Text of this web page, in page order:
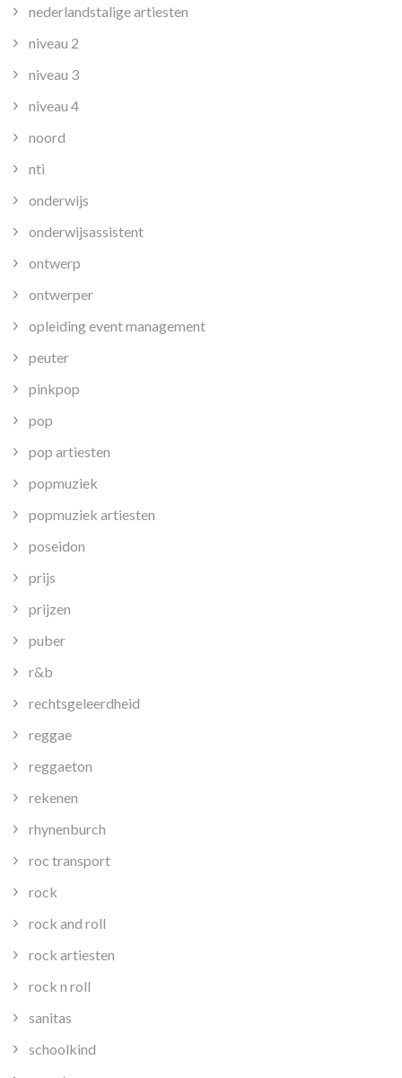
nederlandstalige artiesten
niveau 2
niveau 3
niveau 4
noord
nti
onderwijs
onderwijsassistent
ontwerp
ontwerper
opleiding event management
peuter
pinkpop
pop
pop artiesten
popmuziek
popmuziek artiesten
poseidon
prijs
prijzen
puber
r&b
rechtsgeleerdheid
reggae
reggaeton
rekenen
rhynenburch
roc transport
rock
rock and roll
rock artiesten
rock n roll
sanitas
schoolkind